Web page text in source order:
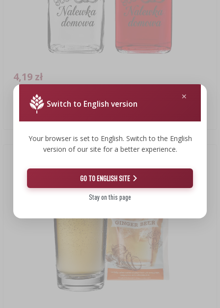
Butelka Piersiówka 200 ml z zakrętką, nadruk „Nalewka
domowa”, 1 szt.
4,19 zł
4,19 PLN/szt.
Switch to English version
Your browser is set to English. Switch to the English
version of our site for a better experience.
GO TO ENGLISH SITE
Stay on this page